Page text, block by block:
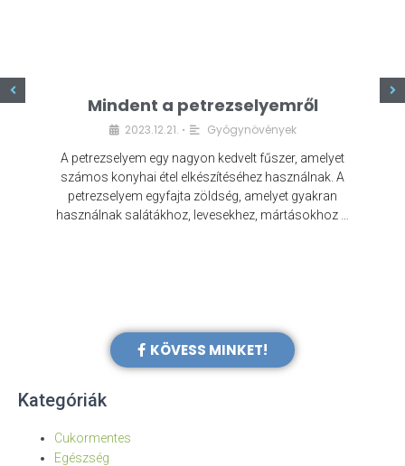
Mindent a petrezselyemről
2023.12.21. • Gyógynövények
A petrezselyem egy nagyon kedvelt fűszer, amelyet
számos konyhai étel elkészítéséhez használnak. A
petrezselyem egyfajta zöldség, amelyet gyakran
használnak salátákhoz, levesekhez, mártásokhoz …
KÖVESS MINKET!
Kategóriák
Cukormentes
Egészség